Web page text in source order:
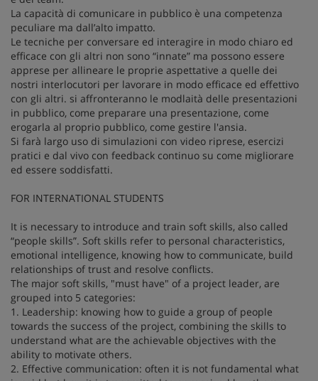
La capacità di comunicare in pubblico è una competenza
peculiare ma dall’alto impatto.
Le tecniche per conversare ed interagire in modo chiaro ed
efficace con gli altri non sono “innate” ma possono essere
apprese per allineare le proprie aspettative a quelle dei
nostri interlocutori per lavorare in modo efficace ed effettivo
con gli altri. si affronteranno le modlaità delle presentazioni
in pubblico, come preparare una presentazione, come
erogarla al proprio pubblico, come gestire l'ansia.
Si farà largo uso di simulazioni con video riprese, esercizi
pratici e dal vivo con feedback continuo su come migliorare
ed essere soddisfatti.
FOR INTERNATIONAL STUDENTS
It is necessary to introduce and train soft skills, also called
“people skills”. Soft skills refer to personal characteristics,
emotional intelligence, knowing how to communicate, build
relationships of trust and resolve conflicts.
The major soft skills, "must have" of a project leader, are
grouped into 5 categories:
1. Leadership: knowing how to guide a group of people
towards the success of the project, combining the skills to
understand what are the achievable objectives with the
ability to motivate others.
2. Effective communication: often it is not fundamental what